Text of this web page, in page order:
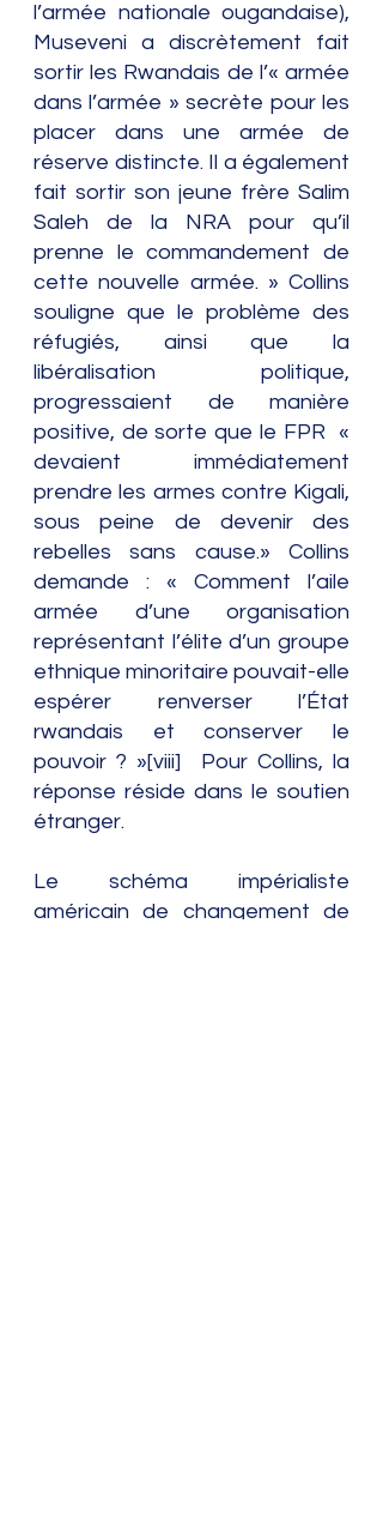
l’armée nationale ougandaise),
Museveni a discrètement fait
sortir les Rwandais de l’« armée
dans l’armée » secrète pour les
placer dans une armée de
réserve distincte. Il a également
fait sortir son jeune frère Salim
Saleh de la NRA pour qu’il
prenne le commandement de
cette nouvelle armée. » Collins
souligne que le problème des
réfugiés, ainsi que la
libéralisation politique,
progressaient de manière
positive, de sorte que le FPR  «
devaient immédiatement
prendre les armes contre Kigali,
sous peine de devenir des
rebelles sans cause.» Collins
demande : « Comment l’aile
armée d’une organisation
représentant l’élite d’un groupe
ethnique minoritaire pouvait-elle
espérer renverser l’État
rwandais et conserver le
pouvoir ? »[viii]  Pour Collins, la
réponse réside dans le soutien
étranger.
Le schéma impérialiste
américain de changement de